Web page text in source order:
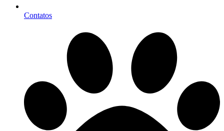
Contatos